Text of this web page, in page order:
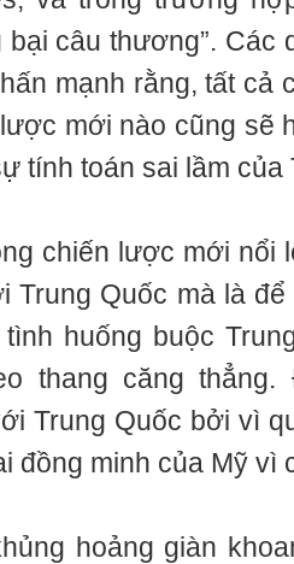
bại câu thương”. Các
mạnh rằng, tất cả
mới nào cũng sẽ
tính toán sai lầm của
chiến lược mới nổi
Trung Quốc mà là
huống buộc
thang căng
Trung Quốc bởi vì
đồng minh của Mỹ vì
hoảng giàn